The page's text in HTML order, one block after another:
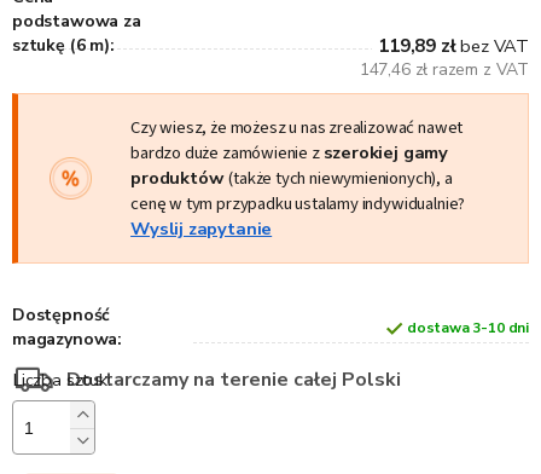
podstawowa za
sztukę (6 m):
119,89 złbez VAT
147,46 zł razem z VAT
Czy wiesz, że możesz u nas zrealizować nawet
bardzo duże zamówienie z szerokiej gamy
produktów(także tych niewymienionych), a
cenę w tym przypadku ustalamy indywidualnie?
Wyslij zapytanie
Dostępność
magazynowa:
dostawa 3-10 dni
Dostarczamy na terenie całej Polski